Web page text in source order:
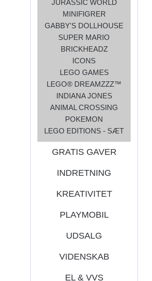
JURASSIC WORLD
MINIFIGRER
GABBY'S DOLLHOUSE
SUPER MARIO
BRICKHEADZ
ICONS
LEGO GAMES
LEGO® DREAMZZZ™
INDIANA JONES
ANIMAL CROSSING
POKEMON
LEGO EDITIONS - SÆT
GRATIS GAVER
INDRETNING
KREATIVITET
PLAYMOBIL
UDSALG
VIDENSKAB
EL & VVS